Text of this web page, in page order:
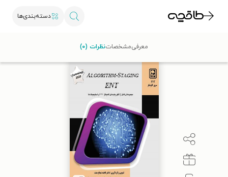
دسته‌بندی‌ها
معرفیمشخصاتنظرات (۰)